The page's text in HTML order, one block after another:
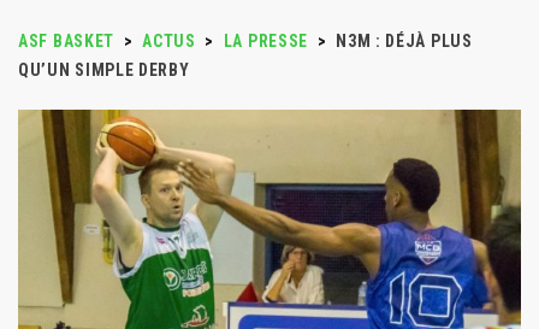
ASF BASKET > ACTUS > LA PRESSE >
N3M : DÉJÀ PLUS
QU’UN SIMPLE DERBY